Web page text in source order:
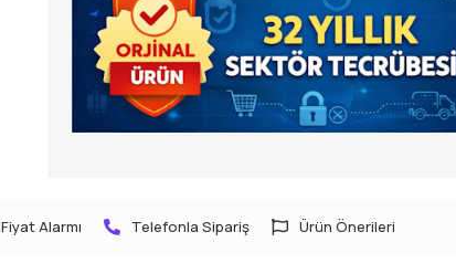
Fiyat Alarmı Telefonla Sipariş Ürün Önerileri